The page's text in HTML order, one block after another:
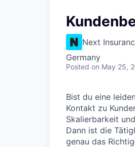
Next
Germany
Posted on May 25,
Bist du eine
Kontakt zu
Skalierbarkeit
Dann ist die
genau das